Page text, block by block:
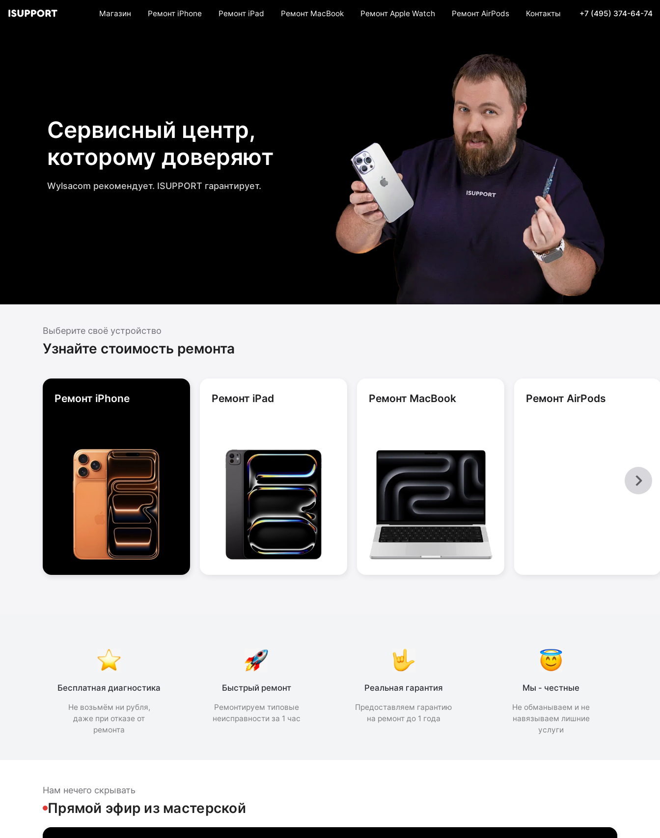
Магазин Ремонт iPhone Ремонт iPad Ремонт MacBook Ремонт Apple Watch Ремонт AirPods Контакты +7 (495) 374-64-74
Сервисный центр,
которому доверяют
Wylsacom рекомендует. ISUPPORT гарантирует.
Выберите своё устройство
Узнайте стоимость ремонта
Ремонт iPhone Ремонт iPad Ремонт MacBook Ремонт AirPods
Бесплатная диагностика
Не возьмём ни рубля,
даже при отказе от
ремонта
Быстрый ремонт
Ремонтируем типовые
неисправности за 1 час
Реальная гарантия
Предоставляем гарантию
на ремонт до 1 года
Мы - честные
Не обманываем и не
навязываем лишние
услуги
Нам нечего скрывать
Прямой эфир из мастерской